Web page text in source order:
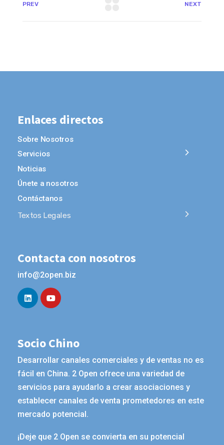
PREV NEXT
Enlaces directos
Sobre Nosotros
Servicios
Noticias
Únete a nosotros
Contáctanos
Textos Legales
Contacta con nosotros
info@2open.biz
Socio Chino
Desarrollar canales comerciales y de ventas no es
fácil en China. 2 Open ofrece una variedad de
servicios para ayudarlo a crear asociaciones y
establecer canales de venta prometedores en este
mercado potencial.
¡Deje que 2 Open se convierta en su potencial